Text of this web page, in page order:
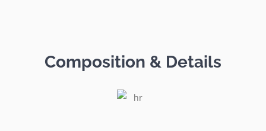
Composition & Details